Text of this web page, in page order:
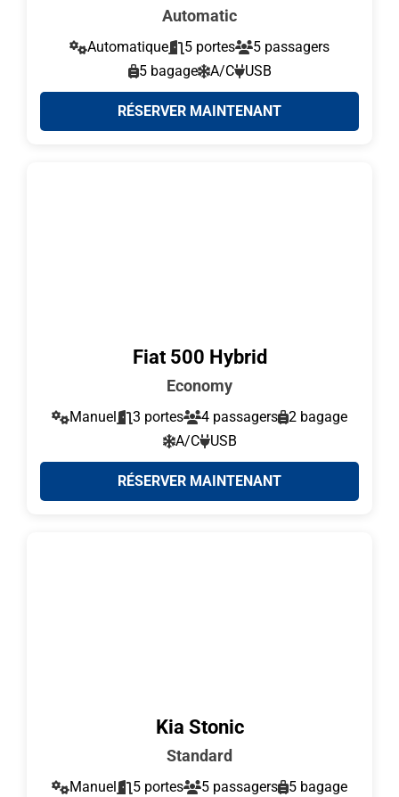
Automatic
Automatique 5 portes
5 passagers
5 bagage
A/C USB
RÉSERVER MAINTENANT
Fiat 500 Hybrid
Economy
Manuel 3 portes 4 passagers
2 bagage
A/C
USB
RÉSERVER MAINTENANT
Kia Stonic
Standard
Manuel 5 portes 5 passagers
5 bagage